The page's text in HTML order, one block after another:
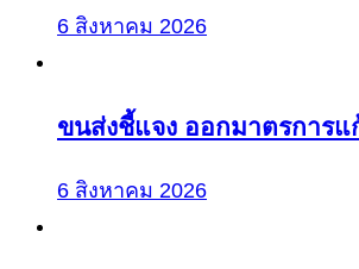
6 สิงหาคม 2026
ขนส่งชี้แจง ออกมาตรการ
6 สิงหาคม 2026